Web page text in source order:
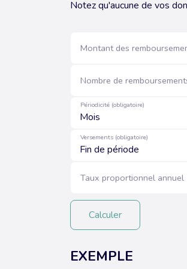
Notez qu'aucune de vos
Montant des
Nombre de
Périodicité (obligatoire)
Versements (obligatoire)
Taux proportionnel
Calculer
EXEMPLE